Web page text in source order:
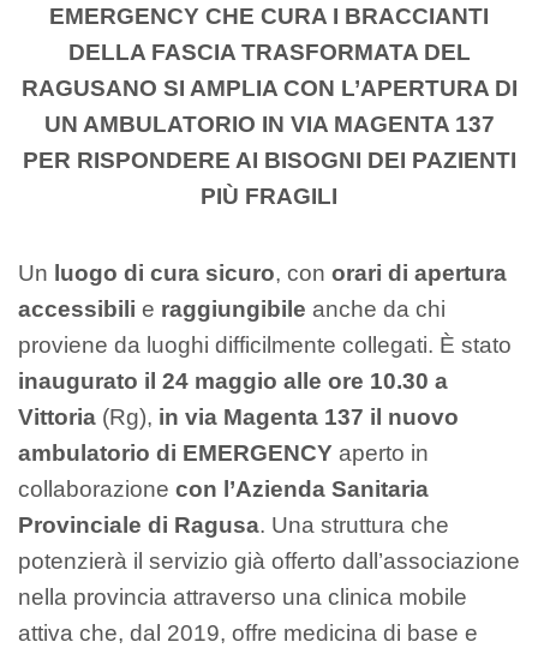
EMERGENCY CHE CURA I BRACCIANTI
DELLA FASCIA TRASFORMATA DEL
RAGUSANO SI AMPLIA CON L’APERTURA DI
UN AMBULATORIO IN VIA MAGENTA 137
PER RISPONDERE AI BISOGNI DEI PAZIENTI
PIÙ FRAGILI
Un luogo di cura sicuro, con orari di apertura
accessibili e raggiungibile anche da chi
proviene da luoghi difficilmente collegati. È stato
inaugurato il 24 maggio alle ore 10.30 a
Vittoria (Rg), in via Magenta 137 il nuovo
ambulatorio di EMERGENCY aperto in
collaborazione con l’Azienda Sanitaria
Provinciale di Ragusa. Una struttura che
potenzierà il servizio già offerto dall’associazione
nella provincia attraverso una clinica mobile
attiva che, dal 2019, offre medicina di base e